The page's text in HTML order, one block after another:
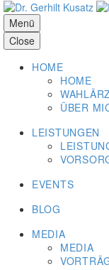
Menü
Close
HOME
HOME
ÜBER
LEISTUNGEN
EVENTS
BLOG
MEDIA
MEDIA